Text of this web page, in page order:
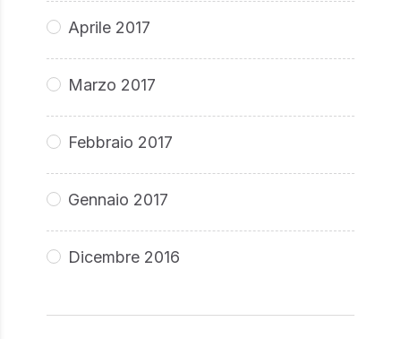
Aprile 2017
Marzo 2017
Febbraio 2017
Gennaio 2017
Dicembre 2016